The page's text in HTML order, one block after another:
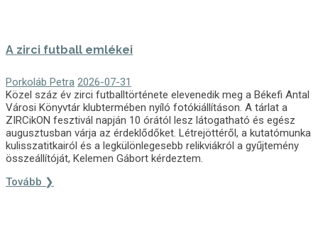
A zirci futball emlékei
Porkoláb Petra 2026-07-31
Közel száz év zirci futballtörténete elevenedik meg a Békefi Antal
Városi Könyvtár klubtermében nyíló fotókiállításon. A tárlat a
ZIRCikON fesztivál napján 10 órától lesz látogatható és egész
augusztusban várja az érdeklődőket. Létrejöttéről, a kutatómunka
kulisszatitkairól és a legkülönlegesebb relikviákról a gyűjtemény
összeállítóját, Kelemen Gábort kérdeztem.
Tovább ❯